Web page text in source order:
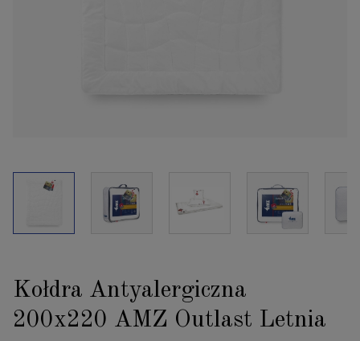
Kołdra Antyalergiczna
200x220 AMZ Outlast Letnia